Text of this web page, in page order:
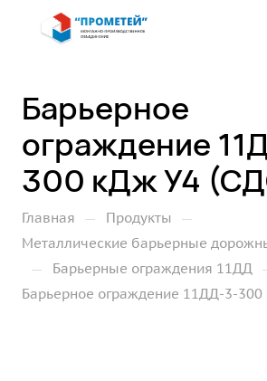
Барьерное
ограждение
300 кДж У4
Главная — Продукты —
Металлические барьерные
— Барьерные ограждения 11ДД
Барьерное ограждение 11ДД-3-